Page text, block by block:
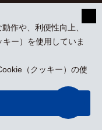
作や、利便性向上、
ー）を使用していま
（クッキー）の使
レスリリース
Reserved.